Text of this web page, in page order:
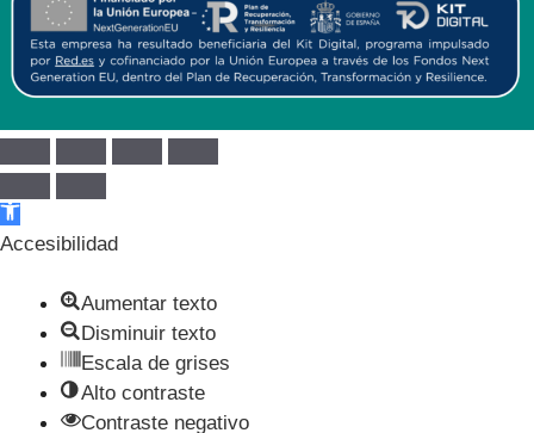
Abrir barra de herramientas
Accesibilidad
Aumentar texto
Disminuir texto
Escala de grises
Alto contraste
Contraste negativo